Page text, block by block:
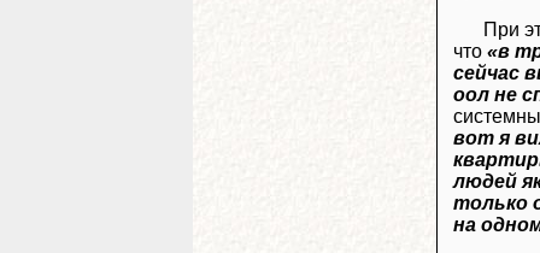
При
что «в
сейчас
оол не
вот я
людей
только
на